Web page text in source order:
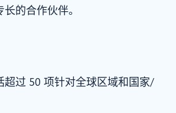
的合作伙伴。
超过 50 项针对全球区域和国家/